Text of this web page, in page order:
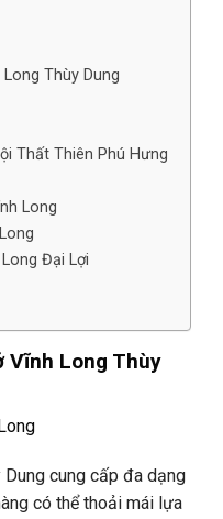
Thùy Dung
Thất Thiên Phú Hưng
Long
Đại Lợi
Vĩnh Long Thùy
Dung cung cấp đa dạng
có thể thoải mái lựa